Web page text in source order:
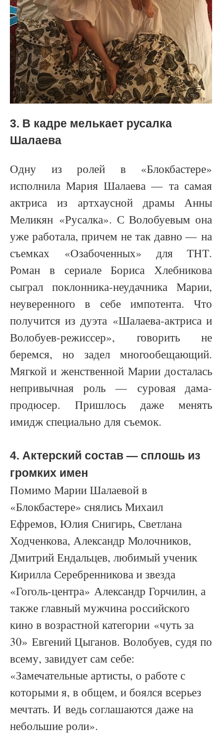
3. В кадре мелькает русалка
Шалаева
Одну из ролей в «Блокбастере»
исполнила Мария Шалаева — та самая
актриса из артхаусной драмы Анны
Меликян «Русалка». С Волобуевым она
уже работала, причем не так давно — на
съемках «Озабоченных» для ТНТ.
Роман в сериале Бориса Хлебникова
сыграл поклонника-неудачника Марии,
неуверенного в себе импотента. Что
получится из дуэта «Шалаева-актриса и
Волобуев-режиссер», говорить не
беремся, но задел многообещающий.
Мягкой и женственной Марии досталась
непривычная роль — суровая дама-
продюсер. Пришлось даже менять
имидж специально для съемок.
4. Актерский состав — сплошь из
громких имен
Помимо Марии Шалаевой в
«Блокбастере» снялись Михаил
Ефремов, Юлия Снигирь, Светлана
Ходченкова, Александр Молочников,
Дмитрий Ендальцев, любимый ученик
Кирилла Серебренникова и звезда
«Гоголь-центра» Александр Горчилин, а
также главный мужчина российского
кино в возрастной категории «чуть за
30» Евгений Цыганов. Волобуев, судя по
всему, завидует сам себе:
«Замечательные артисты, о работе с
которыми я, в общем, и боялся всерьез
мечтать. И ведь соглашаются даже на
небольшие роли».